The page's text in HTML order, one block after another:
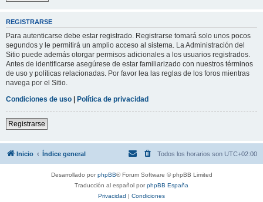
REGISTRARSE
Para autenticarse debe estar registrado. Registrarse tomará solo unos pocos
segundos y le permitirá un amplio acceso al sistema. La Administración del
Sitio puede además otorgar permisos adicionales a los usuarios registrados.
Antes de identificarse asegúrese de estar familiarizado con nuestros términos
de uso y políticas relacionadas. Por favor lea las reglas de los foros mientras
navega por el Sitio.
Condiciones de uso | Política de privacidad
Registrarse
Inicio Índice general Todos los horarios son UTC+02:00
Desarrollado porphpBB® Forum Software © phpBB Limited
Traducción al español porphpBB España
Privacidad | Condiciones